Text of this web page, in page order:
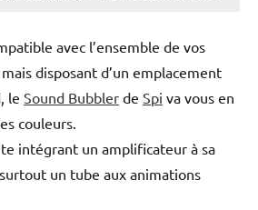
avec l’ensemble de vos
disposant d’un emplacement
le Sound Bubbler de Spi va vous en
couleurs.
intégrant un amplificateur à sa
un tube aux animations